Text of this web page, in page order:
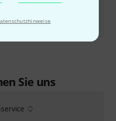
Sie uns